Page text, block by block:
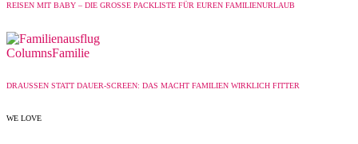
REISEN MIT BABY – DIE GROSSE PACKLISTE FÜR EUREN FAMILIENURLAUB
ColumnsFamilie
DRAUSSEN STATT DAUER-SCREEN: DAS MACHT FAMILIEN WIRKLICH FITTER
WE LOVE